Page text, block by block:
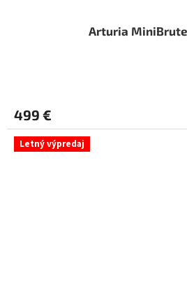
Arturia
499 €
Letný výpredaj